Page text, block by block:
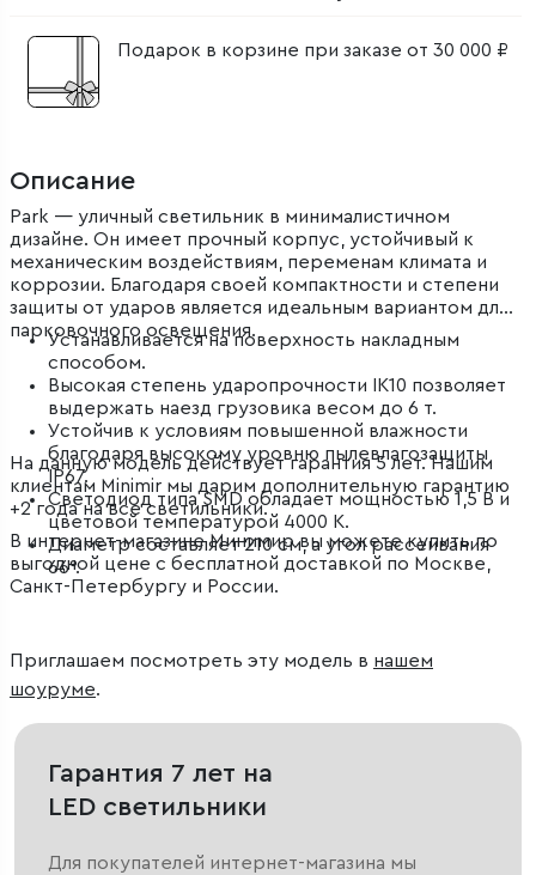
Подарок в корзине при заказе от 30 000 ₽
Описание
Park — уличный светильник в минималистичном
дизайне. Он имеет прочный корпус, устойчивый к
механическим воздействиям, переменам климата и
коррозии. Благодаря своей компактности и степени
защиты от ударов является идеальным вариантом для
парковочного освещения.
Устанавливается на поверхность накладным
способом.
Высокая степень ударопрочности IK10 позволяет
выдержать наезд грузовика весом до 6 т.
Устойчив к условиям повышенной влажности
благодаря высокому уровню пылевлагозащиты
IP67.
Светодиод типа SMD обладает мощностью 1,5 В и
цветовой температурой 4000 К.
Диаметр составляет 210 см, а угол рассеивания
66°.
На данную модель действует гарантия 5 лет. Нашим
клиентам Minimir мы дарим дополнительную гарантию
+2 года на все светильники.
В интернет-магазине Минимир вы можете купить по
выгодной цене с бесплатной доставкой по Москве,
Санкт-Петербургу и России.
Приглашаем посмотреть эту модель в нашем
шоуруме.
Гарантия 7 лет на
LED светильники
Для покупателей интернет-магазина мы